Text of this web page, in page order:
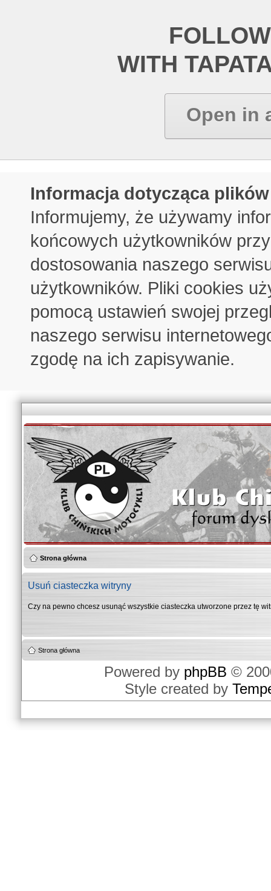
WITH
Open in
Informacja dotycząca
Informujemy, że używamy
końcowych użytkowników
dostosowania naszego
użytkowników. Pliki cookies
pomocą ustawień swojej
naszego serwisu
zgodę na ich zapisywanie.
Strona główna
Usuń ciasteczka witryny
Czy na pewno chcesz usunąć wszystkie ciasteczka utworzone przez tę
Strona główna
Powered by phpBB ©
Style created by